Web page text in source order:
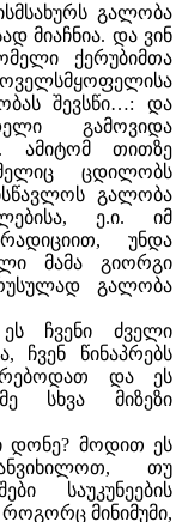
გალობა
მიაჩნია. და ვინ
ქერუბიმთა
შევსწი…: და
გამოვიდა
ამიტომ თითზე
ცდილობს
გალობა
ე.ი. იმ
უნდა
მამა გიორგი
გალობა
ჩვენი ძველი
ჩვენ წინაპრებს
და ეს
სხვა მიზეზი
დონე? მოდით ეს
თუ
საუკუნეების
მინიმუმი,